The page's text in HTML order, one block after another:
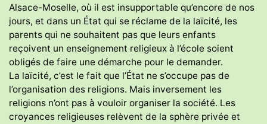
Alsace-Moselle, où il est insupportable qu’encore de nos
jours, et dans un État qui se réclame de la laïcité, les
parents qui ne souhaitent pas que leurs enfants
reçoivent un enseignement religieux à l’école soient
obligés de faire une démarche pour le demander.
La laïcité, c’est le fait que l’État ne s’occupe pas de
l’organisation des religions. Mais inversement les
religions n’ont pas à vouloir organiser la société. Les
croyances religieuses relèvent de la sphère privée et